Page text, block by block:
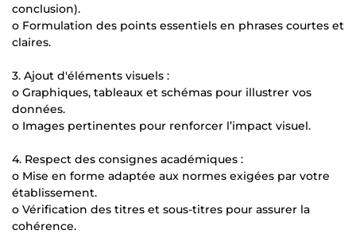
conclusion).
o Formulation des points essentiels en phrases courtes et
claires.
3. Ajout d'éléments visuels :
o Graphiques, tableaux et schémas pour illustrer vos
données.
o Images pertinentes pour renforcer l’impact visuel.
4. Respect des consignes académiques :
o Mise en forme adaptée aux normes exigées par votre
établissement.
o Vérification des titres et sous-titres pour assurer la
cohérence.